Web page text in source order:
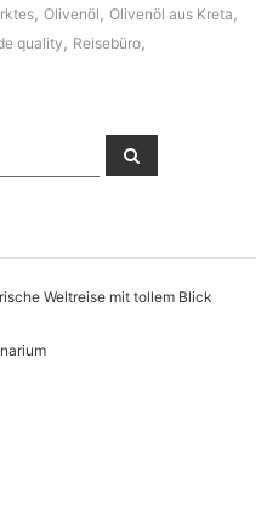
, Olivenöl , Olivenöl aus Kreta ,
quality , Reisebüro,
Search
Weltreise mit tollem Blick